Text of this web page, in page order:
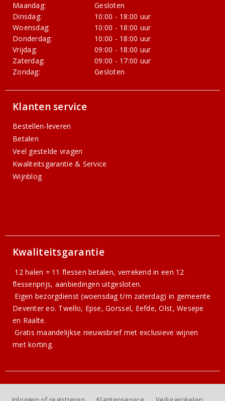
Maandag:
Gesloten
Dinsdag:
10:00 - 18:00 uur
Woensdag:
10:00 - 18:00 uur
Donderdag:
10:00 - 18:00 uur
Vrijdag:
09:00 - 18:00 uur
Zaterdag:
09:00 - 17:00 uur
Zondag:
Gesloten
Klanten service
Bestellen-leveren
Betalen
Veel gestelde vragen
Kwaliteitsgarantie & Service
Wijnblog
Kwaliteitsgarantie
12 halen = 11 flessen betalen, verrekend in een 12
flessenprijs, aanbiedingen uitgesloten.
Eigen bezorgdienst (woensdag t/m zaterdag) in gemeente
Deventer eo. Twello, Epse, Gorssel, Eefde, Olst, Wesepe
en Raalte.
Gratismaandelijkse nieuwsbriefmet exclusieve wijnen
met korting.